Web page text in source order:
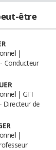
être
|
Conducteur
| GFI
Directeur de
|